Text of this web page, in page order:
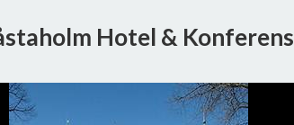
Hotel & Konferens